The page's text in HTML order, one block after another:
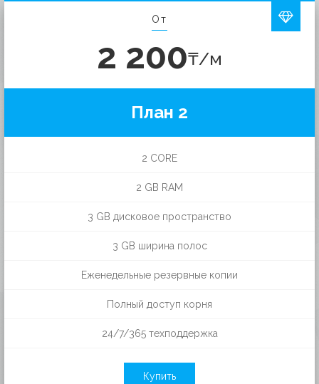
От
2 200₸/м
План 2
2 CORE
2 GB RAM
3 GB дисковое пространство
3 GB ширина полос
Еженедельные резервные копии
Полный доступ корня
24/7/365 техподдержка
Купить